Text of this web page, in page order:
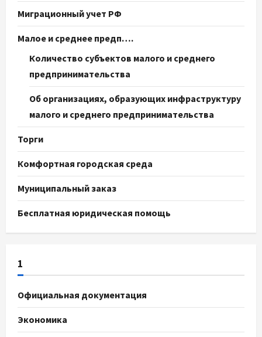
Миграционный учет РФ
Малое и среднее предп….
Количество субъектов малого и среднего
предпринимательства
Об организациях, образующих инфраструктуру
малого и среднего предпринимательства
Торги
Комфортная городская среда
Муниципальный заказ
Бесплатная юридическая помощь
1
Официальная документация
Экономика